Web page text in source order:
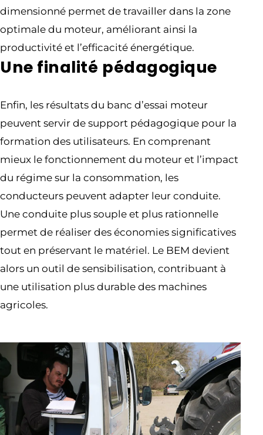
dimensionné permet de travailler dans la zone
optimale du moteur, améliorant ainsi la
productivité et l’efficacité énergétique.
Une finalité pédagogique
Enfin, les résultats du banc d’essai moteur
peuvent servir de support pédagogique pour la
formation des utilisateurs. En comprenant
mieux le fonctionnement du moteur et l’impact
du régime sur la consommation, les
conducteurs peuvent adapter leur conduite.
Une conduite plus souple et plus rationnelle
permet de réaliser des économies significatives
tout en préservant le matériel. Le BEM devient
alors un outil de sensibilisation, contribuant à
une utilisation plus durable des machines
agricoles.